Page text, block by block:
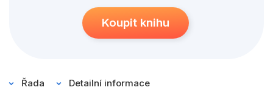
Umění a kulturaKoupit knihu
Řada Detailní informace